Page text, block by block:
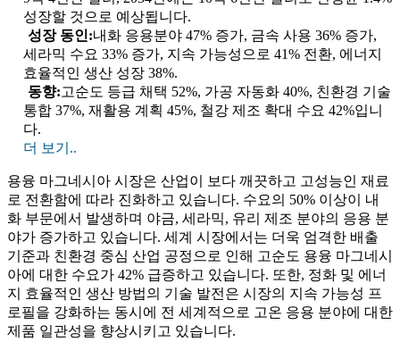
성장할 것으로 예상됩니다.
성장 동인:내화 응용분야 47% 증가, 금속 사용 36% 증가,
세라믹 수요 33% 증가, 지속 가능성으로 41% 전환, 에너지
효율적인 생산 성장 38%.
동향:고순도 등급 채택 52%, 가공 자동화 40%, 친환경 기술
통합 37%, 재활용 계획 45%, 철강 제조 확대 수요 42%입니
다.
더 보기..
용융 마그네시아 시장은 산업이 보다 깨끗하고 고성능인 재료
로 전환함에 따라 진화하고 있습니다. 수요의 50% 이상이 내
화 부문에서 발생하며 야금, 세라믹, 유리 제조 분야의 응용 분
야가 증가하고 있습니다. 세계 시장에서는 더욱 엄격한 배출
기준과 친환경 중심 산업 공정으로 인해 고순도 용융 마그네시
아에 대한 수요가 42% 급증하고 있습니다. 또한, 정화 및 에너
지 효율적인 생산 방법의 기술 발전은 시장의 지속 가능성 프
로필을 강화하는 동시에 전 세계적으로 고온 응용 분야에 대한
제품 일관성을 향상시키고 있습니다.